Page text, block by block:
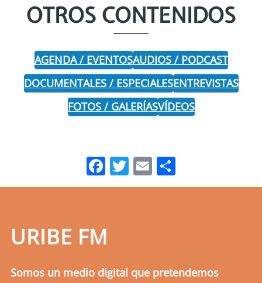
OTROS CONTENIDOS
AGENDA / EVENTOSAUDIOS / PODCAST
DOCUMENTALES / ESPECIALESENTREVISTAS
FOTOS / GALERÍASVÍDEOS
Facebook
Twitter
Email
URIBE FM
Somos un medio digital que pretendemos